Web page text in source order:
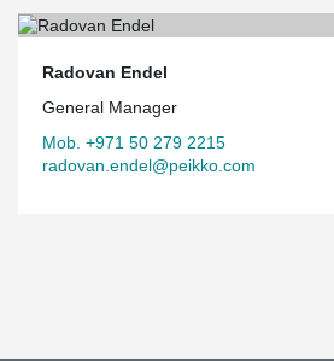
Radovan Endel
General Manager
Mob. +971 50 279 2215
radovan.endel@peikko.com